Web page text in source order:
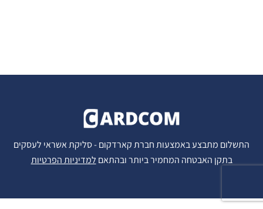
התשלום מתבצע באמצעות חברת קארדקום - סליקת אשראי לעסקים
בתקן האבטחה המחמיר ביותר ובהתאם למדיניות הפרטיות